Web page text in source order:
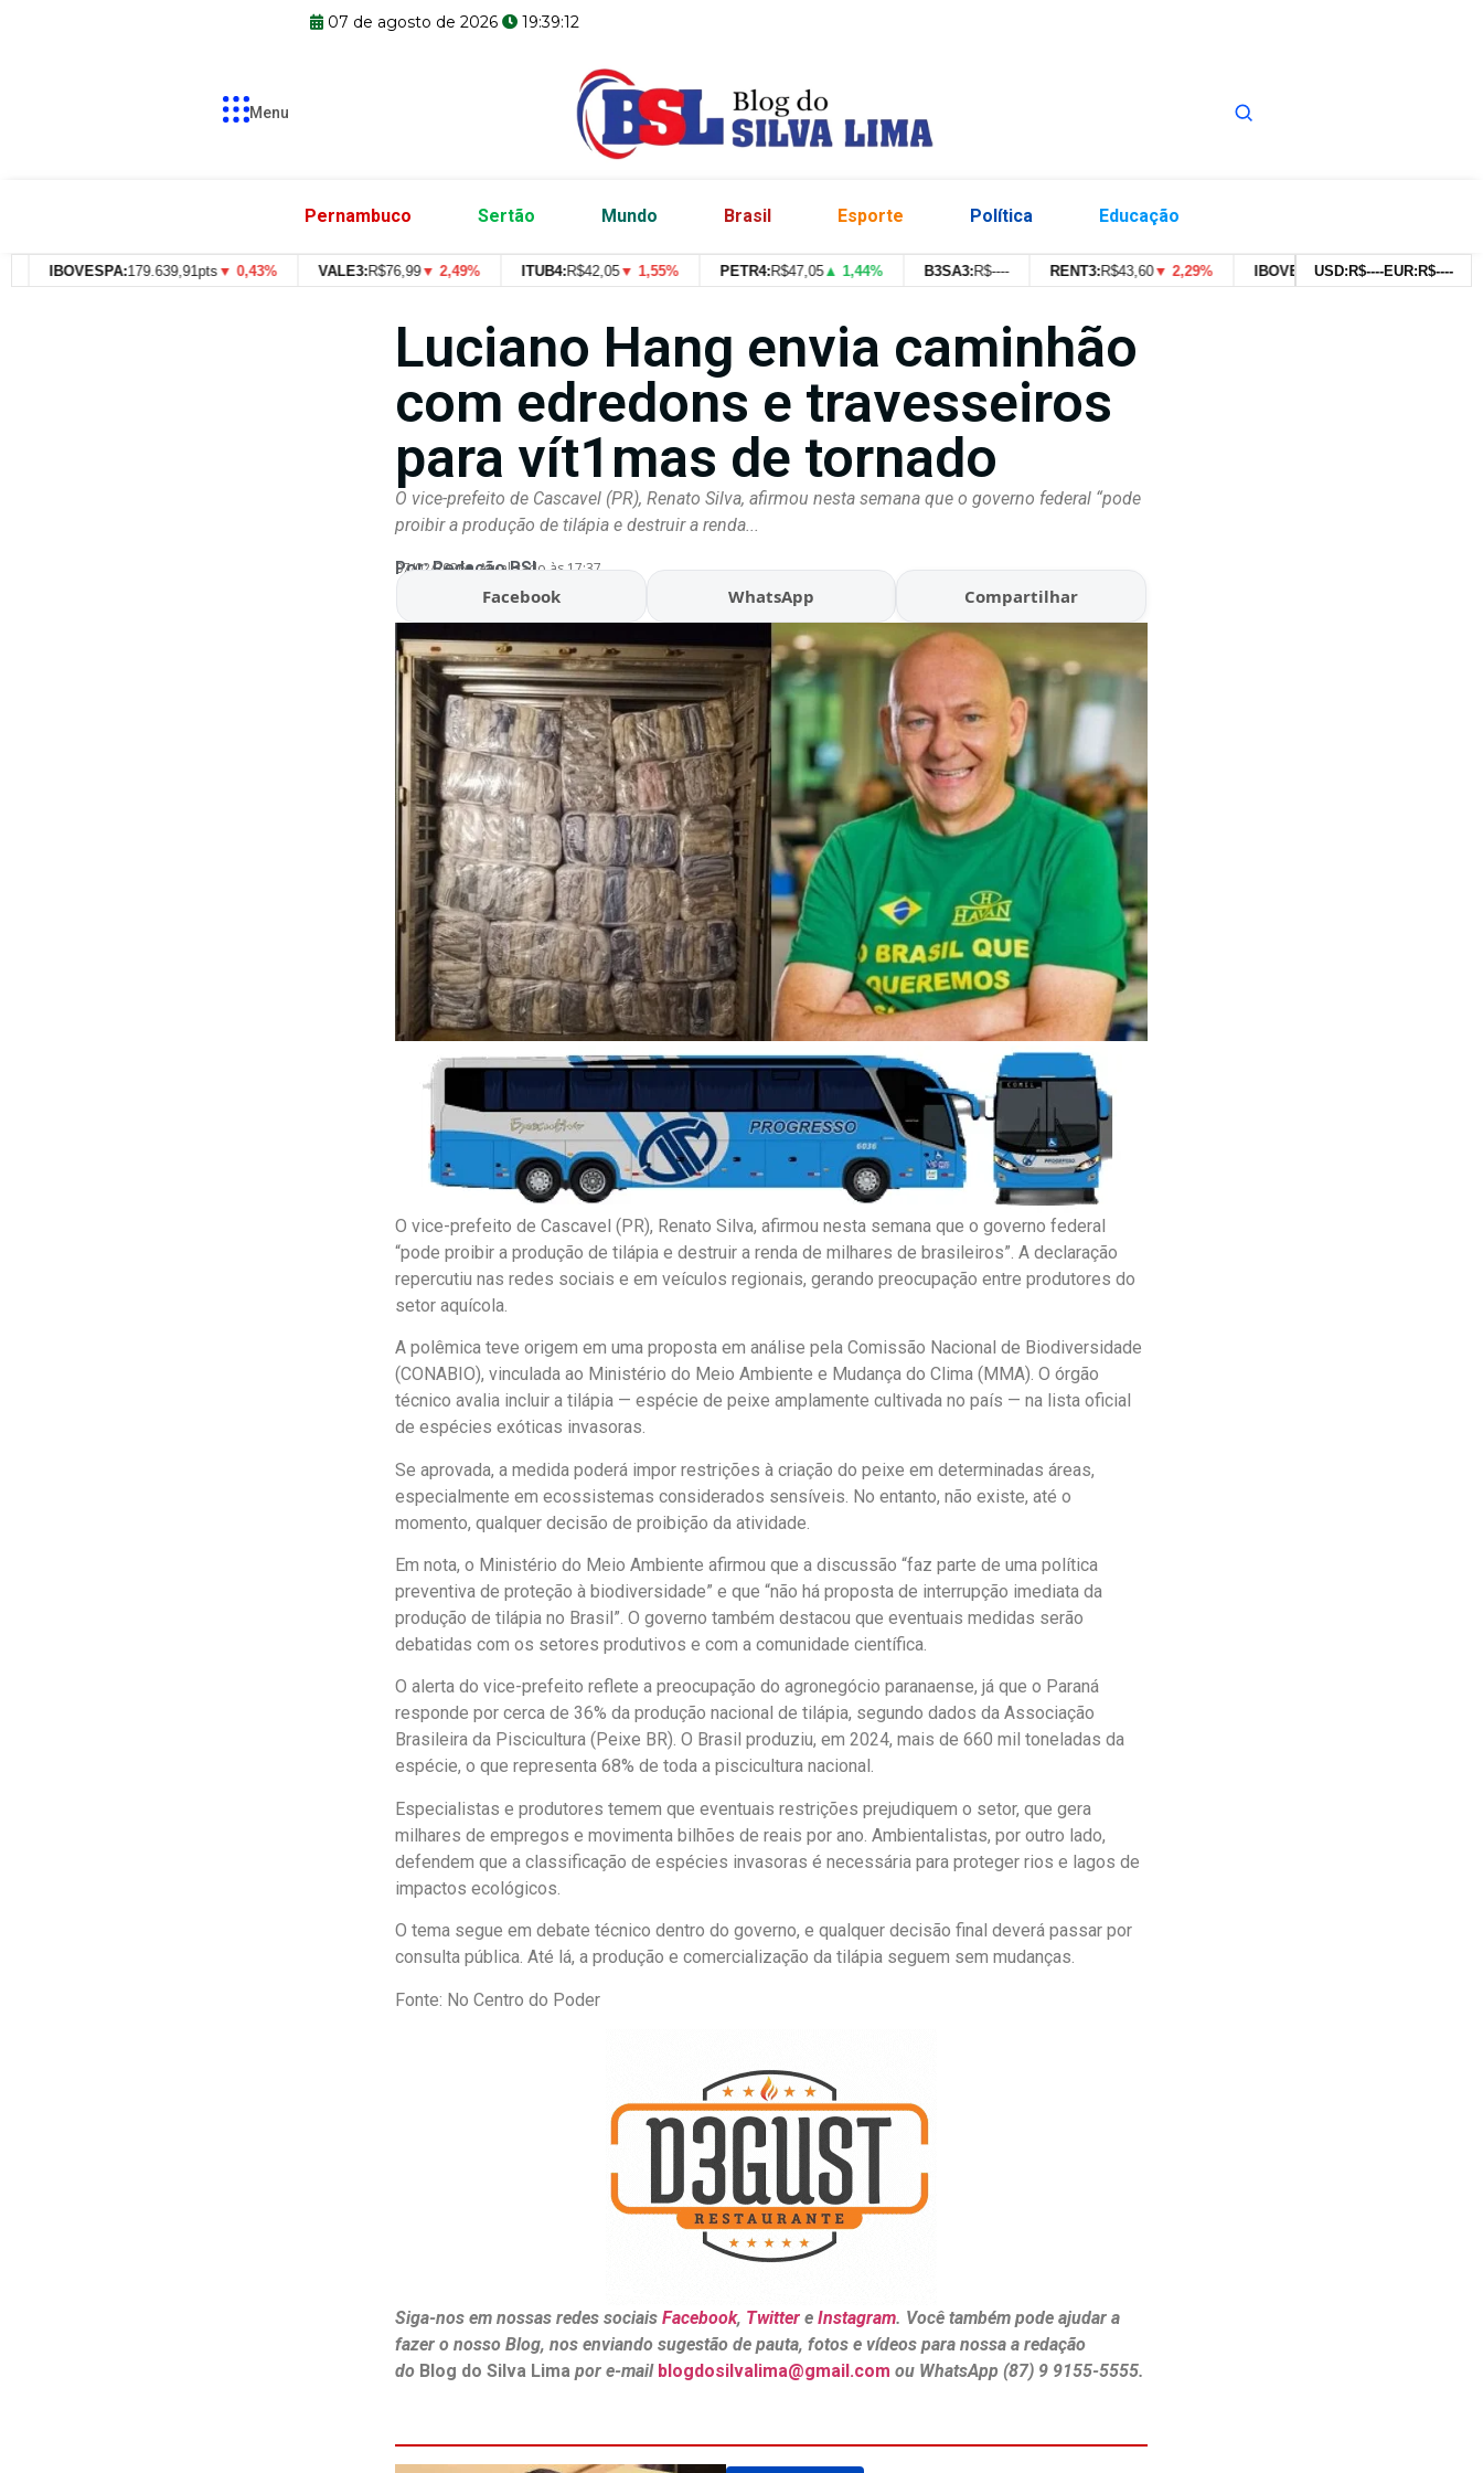
07 de agosto de 2026 19:39:13
Menu
Pernambuco Sertão Mundo Brasil Esporte Política Educação
IBOVESPA:179.639,91pts▼ 0,43% VALE3:R$76,99▼ 2,49% ITUB4:R$42,05▼ 1,55% PETR4:R$47,05▲ 1,44% B3SA3:R$---- RENT3:R$43,60▼ 2,29% IBOVESPA: 179.639,91pts▼ 0,43%
USD:R$----EUR:R$----
Luciano Hang envia caminhão
com edredons e travesseiros
para vít1mas de tornado
O vice-prefeito de Cascavel (PR), Renato Silva, afirmou nesta semana que o governo federal “pode
proibir a produção de tilápia e destruir a renda...
Por:Redação BSL
07/02/2026 Atualizado às 17:37
Facebook WhatsApp Compartilhar
O vice-prefeito de Cascavel (PR), Renato Silva, afirmou nesta semana que o governo federal
“pode proibir a produção de tilápia e destruir a renda de milhares de brasileiros”. A declaração
repercutiu nas redes sociais e em veículos regionais, gerando preocupação entre produtores do
setor aquícola.
A polêmica teve origem em uma proposta em análise pela Comissão Nacional de Biodiversidade
(CONABIO), vinculada ao Ministério do Meio Ambiente e Mudança do Clima (MMA). O órgão
técnico avalia incluir a tilápia — espécie de peixe amplamente cultivada no país — na lista oficial
de espécies exóticas invasoras.
Se aprovada, a medida poderá impor restrições à criação do peixe em determinadas áreas,
especialmente em ecossistemas considerados sensíveis. No entanto, não existe, até o
momento, qualquer decisão de proibição da atividade.
Em nota, o Ministério do Meio Ambiente afirmou que a discussão “faz parte de uma política
preventiva de proteção à biodiversidade” e que “não há proposta de interrupção imediata da
produção de tilápia no Brasil”. O governo também destacou que eventuais medidas serão
debatidas com os setores produtivos e com a comunidade científica.
O alerta do vice-prefeito reflete a preocupação do agronegócio paranaense, já que o Paraná
responde por cerca de 36% da produção nacional de tilápia, segundo dados da Associação
Brasileira da Piscicultura (Peixe BR). O Brasil produziu, em 2024, mais de 660 mil toneladas da
espécie, o que representa 68% de toda a piscicultura nacional.
Especialistas e produtores temem que eventuais restrições prejudiquem o setor, que gera
milhares de empregos e movimenta bilhões de reais por ano. Ambientalistas, por outro lado,
defendem que a classificação de espécies invasoras é necessária para proteger rios e lagos de
impactos ecológicos.
O tema segue em debate técnico dentro do governo, e qualquer decisão final deverá passar por
consulta pública. Até lá, a produção e comercialização da tilápia seguem sem mudanças.
Fonte: No Centro do Poder
Siga-nos em nossas redes sociais Facebook, Twittere Instagram. Você também pode ajudar a
fazer o nosso Blog, nos enviando sugestão de pauta, fotos e vídeos para nossa a redação
doBlog do Silva Lima por e-mail blogdosilvalima@gmail.com ou WhatsApp (87) 9 9155-5555.